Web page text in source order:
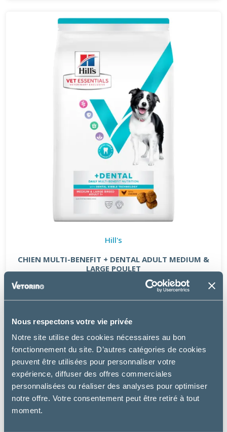
Nous respectons votre vie privée
Notre site utilise des cookies nécessaires au bon
fonctionnement du site. D’autres catégories de cookies
peuvent être utilisées pour personnaliser votre
expérience, diffuser des offres commerciales
personnalisées ou réaliser des analyses pour optimiser
notre offre. Votre consentement peut être retiré à tout
moment.
Hill's
CHIEN MULTI-BENEFIT + DENTAL ADULT MEDIUM &
LARGE POULET
19.99€